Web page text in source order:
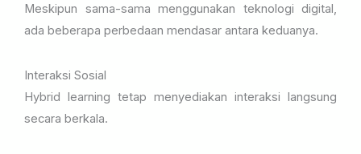
Meskipun sama-sama menggunakan teknologi digital,
ada beberapa perbedaan mendasar antara keduanya.
Interaksi Sosial
Hybrid learning tetap menyediakan interaksi langsung
secara berkala.